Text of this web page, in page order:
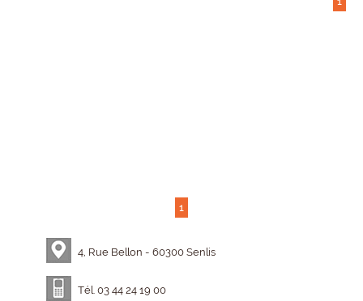
1
4, Rue Bellon - 60300 Senlis
Tél. 03 44 24 19 00